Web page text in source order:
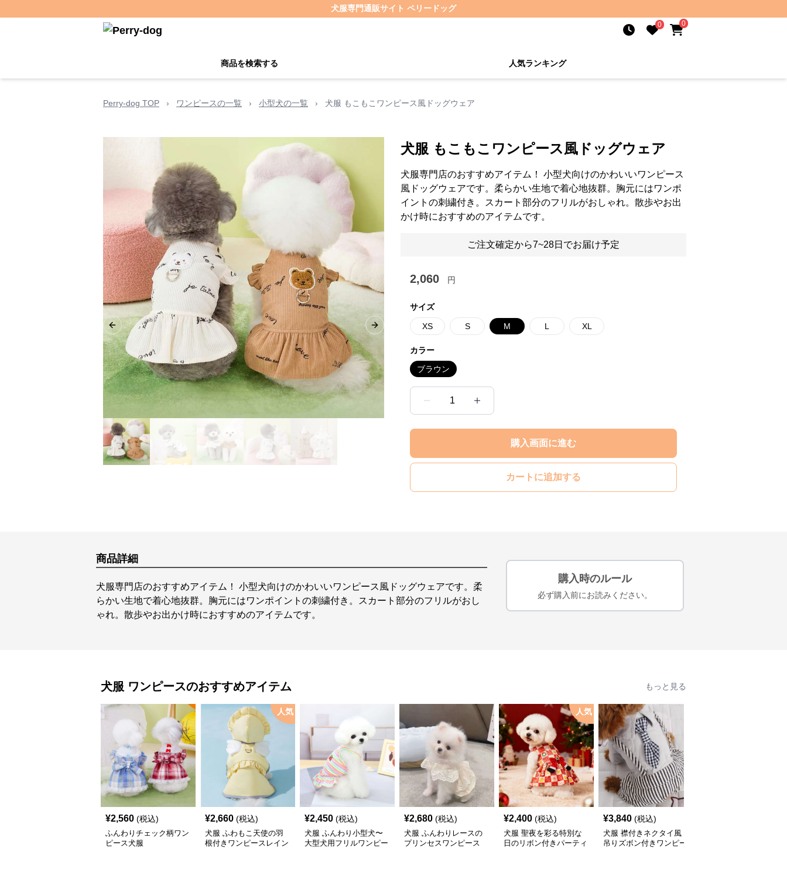
犬服専門通販サイト ペリードッグ
0 0
商品を検索する 人気ランキング
Perry-dog TOP › ワンピースの一覧 › 小型犬の一覧 › 犬服 もこもこワンピース風ドッグウェア
Previous slide Next slide
犬服 もこもこワンピース風ドッグウェア
犬服専門店のおすすめアイテム！ 小型犬向けのかわいいワンピース
風ドッグウェアです。柔らかい生地で着心地抜群。胸元にはワンポ
イントの刺繍付き。スカート部分のフリルがおしゃれ。散歩やお出
かけ時におすすめのアイテムです。
ご注文確定から7~28日でお届け予定
2,060 円
サイズ
XS S M L XL
カラー
ブラウン
1
購入画面に進む
カートに追加する
商品詳細
犬服専門店のおすすめアイテム！ 小型犬向けのかわいいワンピース風ドッグウェアです。柔
らかい生地で着心地抜群。胸元にはワンポイントの刺繍付き。スカート部分のフリルがおし
ゃれ。散歩やお出かけ時におすすめのアイテムです。
購入時のルール
必ず購入前にお読みください。
犬服 ワンピースのおすすめアイテム もっと見る
¥2,560 (税込)
ふんわりチェック柄ワン
ピース犬服
人気
¥2,660 (税込)
犬服 ふわもこ天使の羽
根付きワンピースレイン
¥2,450 (税込)
犬服 ふんわり小型犬〜
大型犬用フリルワンピー
¥2,680 (税込)
犬服 ふんわりレースの
プリンセスワンピース
人気
¥2,400 (税込)
犬服 聖夜を彩る特別な
日のリボン付きパーティ
¥3,840 (税込)
犬服 襟付きネクタイ風
吊りズボン付きワンピー